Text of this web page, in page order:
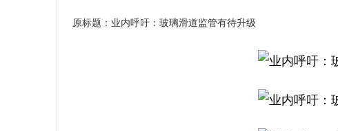
原标题：业内呼吁：玻璃滑道监管有待升级